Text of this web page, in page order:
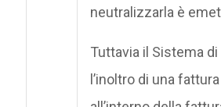
neutralizzarla è
Tuttavia il Sistema
l’inoltro di una